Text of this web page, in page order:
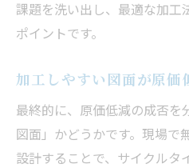
課題を洗い出し、最適な加工
ポイントです。
加工しやすい図面が原価
最終的に、原価低減の成否を
図面」かどうかです。現場で
設計することで、サイクルタ